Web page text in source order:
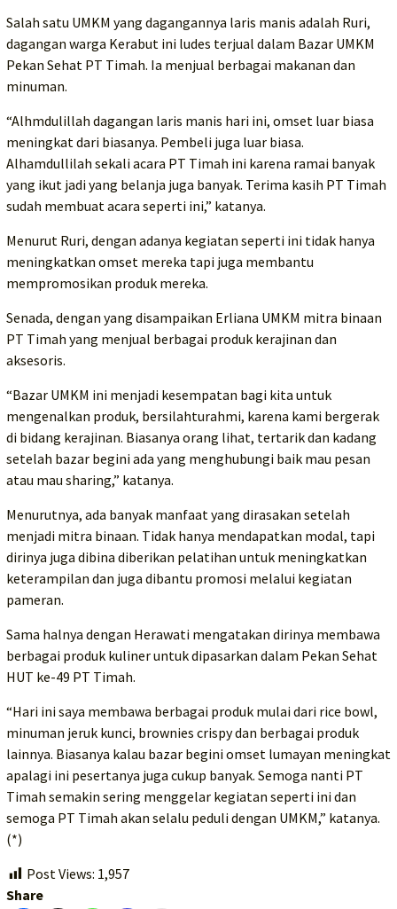
Salah satu UMKM yang dagangannya laris manis adalah Ruri,
dagangan warga Kerabut ini ludes terjual dalam Bazar UMKM
Pekan Sehat PT Timah. Ia menjual berbagai makanan dan
minuman.
“Alhmdulillah dagangan laris manis hari ini, omset luar biasa
meningkat dari biasanya. Pembeli juga luar biasa.
Alhamdullilah sekali acara PT Timah ini karena ramai banyak
yang ikut jadi yang belanja juga banyak. Terima kasih PT Timah
sudah membuat acara seperti ini,” katanya.
Menurut Ruri, dengan adanya kegiatan seperti ini tidak hanya
meningkatkan omset mereka tapi juga membantu
mempromosikan produk mereka.
Senada, dengan yang disampaikan Erliana UMKM mitra binaan
PT Timah yang menjual berbagai produk kerajinan dan
aksesoris.
“Bazar UMKM ini menjadi kesempatan bagi kita untuk
mengenalkan produk, bersilahturahmi, karena kami bergerak
di bidang kerajinan. Biasanya orang lihat, tertarik dan kadang
setelah bazar begini ada yang menghubungi baik mau pesan
atau mau sharing,” katanya.
Menurutnya, ada banyak manfaat yang dirasakan setelah
menjadi mitra binaan. Tidak hanya mendapatkan modal, tapi
dirinya juga dibina diberikan pelatihan untuk meningkatkan
keterampilan dan juga dibantu promosi melalui kegiatan
pameran.
Sama halnya dengan Herawati mengatakan dirinya membawa
berbagai produk kuliner untuk dipasarkan dalam Pekan Sehat
HUT ke-49 PT Timah.
“Hari ini saya membawa berbagai produk mulai dari rice bowl,
minuman jeruk kunci, brownies crispy dan berbagai produk
lainnya. Biasanya kalau bazar begini omset lumayan meningkat
apalagi ini pesertanya juga cukup banyak. Semoga nanti PT
Timah semakin sering menggelar kegiatan seperti ini dan
semoga PT Timah akan selalu peduli dengan UMKM,” katanya.
(*)
Post Views: 1,957
Share